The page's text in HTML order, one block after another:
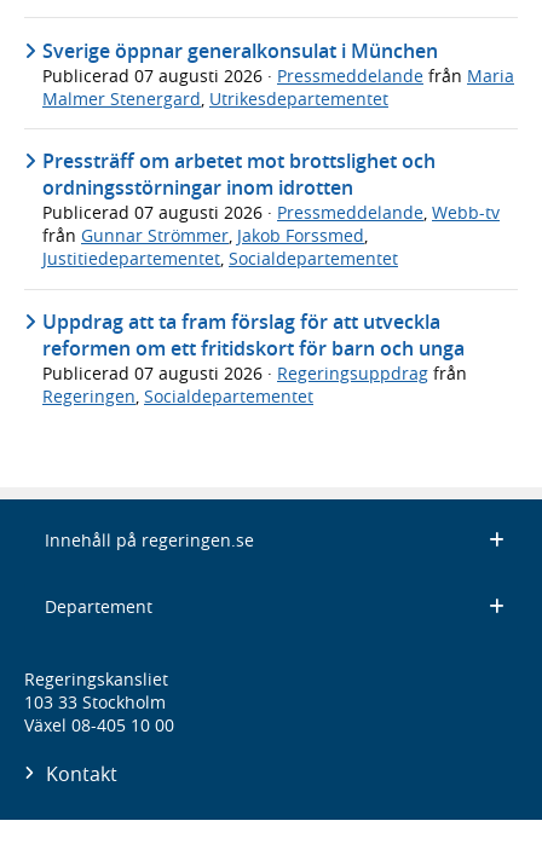
Sverige öppnar generalkonsulat i München
Publicerad 07 augusti 2026 · Pressmeddelande från Maria
Malmer Stenergard Utrikesdepartementet
Pressträff om arbetet mot brottslighet och
ordningsstörningar inom idrotten
Publicerad 07 augusti 2026 · Pressmeddelande, Webb-tv
från Gunnar Strömmer, Jakob Forssmed,
Justitiedepartementet, Socialdepartementet
Uppdrag att ta fram förslag för att utveckla
reformen om ett fritidskort för barn och unga
Publicerad 07 augusti 2026 · Regeringsuppdrag från
Regeringen, Socialdepartementet
Innehåll på regeringen.se
Departement
Regeringskansliet
103 33 Stockholm
Växel 08-405 10 00
Kontakt